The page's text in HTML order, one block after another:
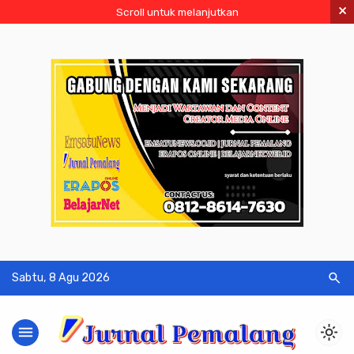
Scroll untuk melanjutkan ×
Sabtu, 8 Agu 2026 search
menu light_mode